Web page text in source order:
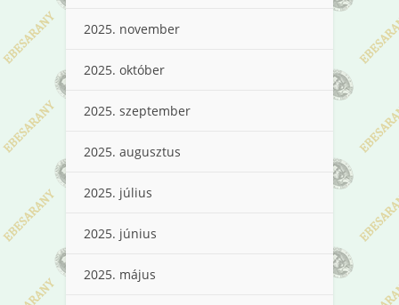
2025. november
2025. október
2025. szeptember
2025. augusztus
2025. július
2025. június
2025. május